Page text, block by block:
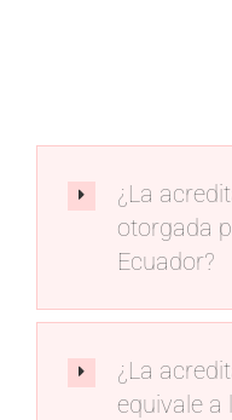
¿La
otorgada
Ecuador?
¿La
equivale a